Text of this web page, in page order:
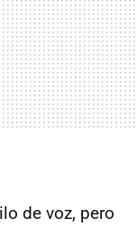
de voz, pero